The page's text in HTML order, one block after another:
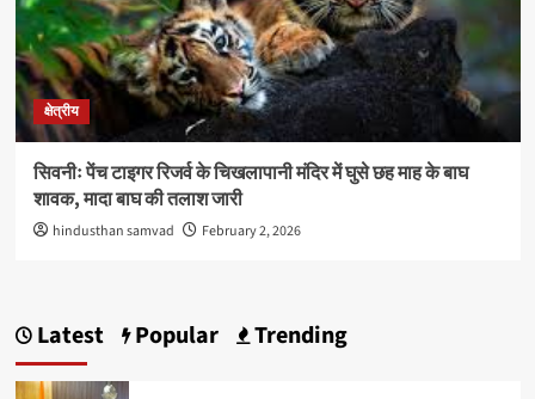
क्षेत्रीय
सिवनीः पेंच टाइगर रिजर्व के चिखलापानी मंदिर में घुसे छह माह के बाघ
शावक, मादा बाघ की तलाश जारी
hindusthan samvad February 2, 2026
Latest Popular Trending